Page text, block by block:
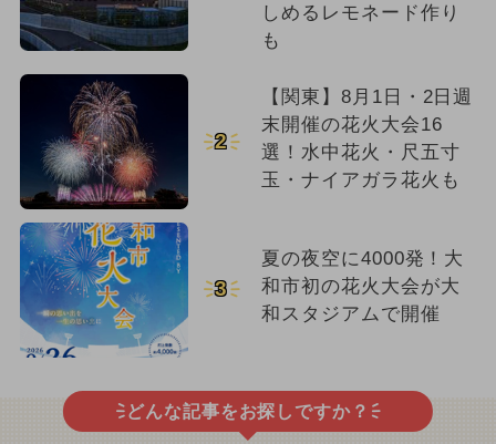
しめるレモネード作り
も
2
【関東】8月1日・2日週
末開催の花火大会16
選！水中花火・尺五寸
玉・ナイアガラ花火も
3
夏の夜空に4000発！大
和市初の花火大会が大
和スタジアムで開催
どんな記事をお探しですか？